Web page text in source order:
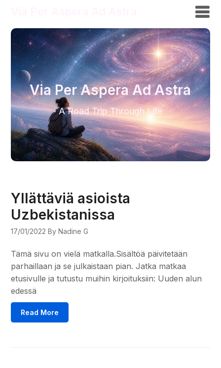
Via Per Aspera Ad Astra
A Road Trip Through Life
Yllättäviä asioista
Uzbekistanissa
17/01/2022 By Nadine G
Tämä sivu on vielä matkalla.Sisältöä päivitetään
parhaillaan ja se julkaistaan pian. Jatka matkaa
etusivulle ja tutustu muihin kirjoituksiin: Uuden alun
edessä
Read More